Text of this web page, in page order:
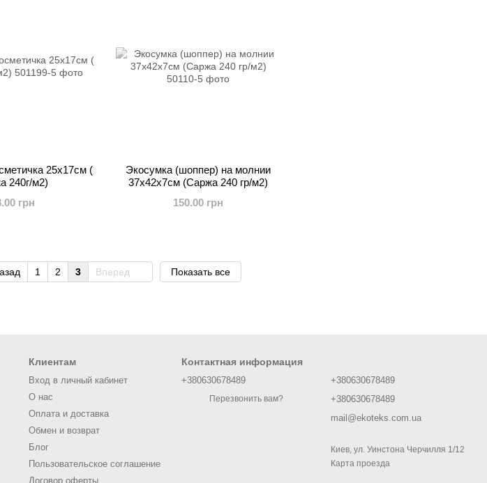
25х17см (
240г/м2)
грн
Экосумка (шоппер) на молнии
37х42х7см (Саржа 240 гр/м2)
150.00 грн
1 2 3 Вперед Показать все
Клиентам
Вход в личный кабинет
О нас
Оплата и доставка
Обмен и возврат
Блог
Пользовательское соглашение
Договор оферты
Контактная информация
+380630678489
Перезвонить вам?
+380630678489
+380630678489
mail@ekoteks.com.ua
Киев, ул. Уинстона Черчилля 1/12
Карта проезда